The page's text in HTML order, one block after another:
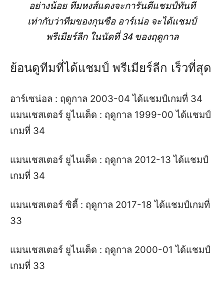
อย่างน้อย ทีมหงส์แดงจะการันตีแชมป์ทันที
เท่ากับว่าทีมของกุนซือ อาร์เน่อ จะได้แชมป์
พรีเมียร์ลีก ในนัดที่ 34 ของฤดูกาล
ย้อนดูทีมที่ได้แชมป์ พรีเมียร์ลีก เร็วที่สุด
อาร์เซน่อล : ฤดูกาล 2003-04 ได้แชมป์เกมที่ 34
แมนเชสเตอร์ ยูไนเต็ด : ฤดูกาล 1999-00 ได้แชมป์
เกมที่ 34
แมนเชสเตอร์ ยูไนเต็ด : ฤดูกาล 2012-13 ได้แชมป์
เกมที่ 34
แมนเชสเตอร์ ซิตี้ : ฤดูกาล 2017-18 ได้แชมป์เกมที่
33
แมนเชสเตอร์ ยูไนเต็ด : ฤดูกาล 2000-01 ได้แชมป์
เกมที่ 33